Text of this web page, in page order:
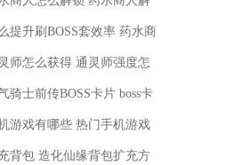
提升刷BOSS套效率 药水商
师怎么获得 通灵师强度怎
骑士前传BOSS卡片 boss卡
游戏有哪些 热门手机游戏
背包 造化仙缘背包扩充方